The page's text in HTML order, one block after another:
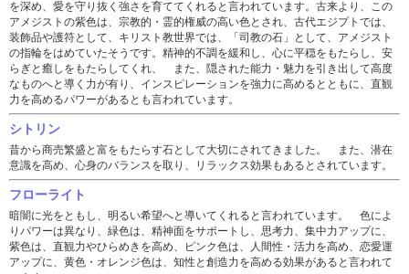
を深め、愛を守り抜く強さを育ててくれると言われています。古来より、この
アメジストの紫色は、宗教的・霊的権威の高い色とされ、古代エジプトでは、
装飾品や護符として、キリスト教世界では、「司教の石」として、アメジスト
の指輪をはめていたそうです。精神的不調を緩和し、心に平穏をもたらし、安
らぎと癒しをもたらしてくれ、 また、隠された能力・魅力を引き出して高度
なものへと導く力が有り、インスピレーションを強力に高めるとともに、直観
力を高めるパワーがあるとも言われています。
シトリン
昔から商売繁盛と富をもたらす石として大切にされてきました。 また、潜在
意識を高め、心身のバランスを取り、リラックス効果もあるとされています。
フローライト
暗闇に光をともし、明るい希望へと導いてくれると言われています。 色によ
りパワーは異なり、緑色は、精神面をサポートし、思考力、集中力アップに、
紫色は、直観力やひらめきを高め、ピンク色は、人間性・活力を高め、恋愛運
アップに、黄色・オレンジ色は、知性と創造力を高める効果があると言われて